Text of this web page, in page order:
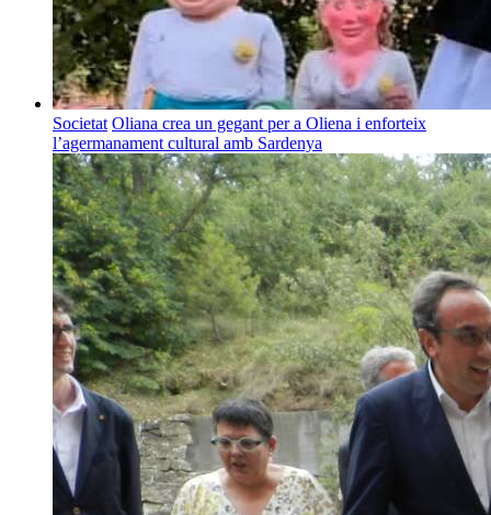
Societat Oliana crea un gegant per a Oliena i enforteix
l’agermanament cultural amb Sardenya